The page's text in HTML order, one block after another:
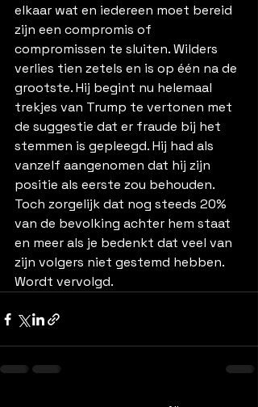
elkaar wat en iedereen moet bereid
zijn een compromis of
compromissen te sluiten. Wilders
verlies tien zetels en is op één na de
grootste. Hij begint nu helemaal
trekjes van Trump te vertonen met
de suggestie dat er fraude bij het
stemmen is gepleegd. Hij had als
vanzelf aangenomen dat hij zijn
positie als eerste zou behouden.
Toch zorgelijk dat nog steeds 20%
van de bevolking achter hem staat
en meer als je bedenkt dat veel van
zijn volgers niet gestemd hebben.
Wordt vervolgd.